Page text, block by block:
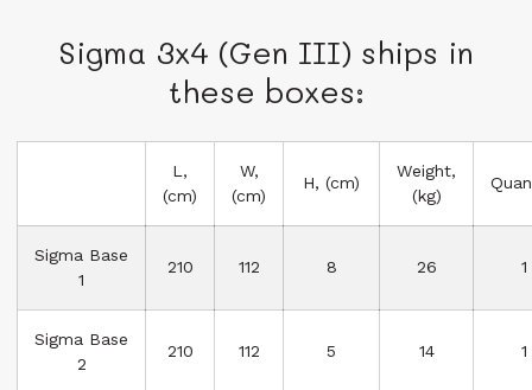
Sigma 3x4 (Gen III) ships in
these boxes:
L,
(cm)
W,
(cm)
H, (cm)
Weight,
(kg)
Sigma Base
1
210 112 8 26 1
Sigma Base
2
210 112 5 14 1